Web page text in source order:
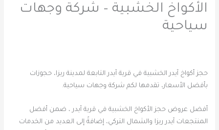
الأكواخ الخشبية – شركة وجهات
سياحية
حجز أكواخ آيدر الخشبية في قرية آيدر التابعة لمدينة ريزا، حجوزات
بأفضل الأسعار، تقدمها لكم شركة وجهات سياحية.
أفضل عروض حجز الأكواخ الخشبية في قرية آيدر ، ضمن أفضل
المنتجعات آيدر ريزا والشمال التركي، إضافةً إلى العديد من الخدمات